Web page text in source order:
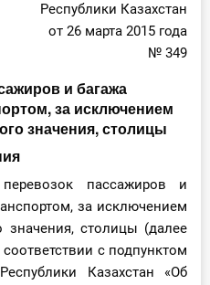
Республики Казахстан
от 26 марта 2015 года
№ 349
и багажа
за исключением
значения, столицы
пассажиров и
за исключением
значения, столицы (далее
с подпунктом
Казахстан «Об